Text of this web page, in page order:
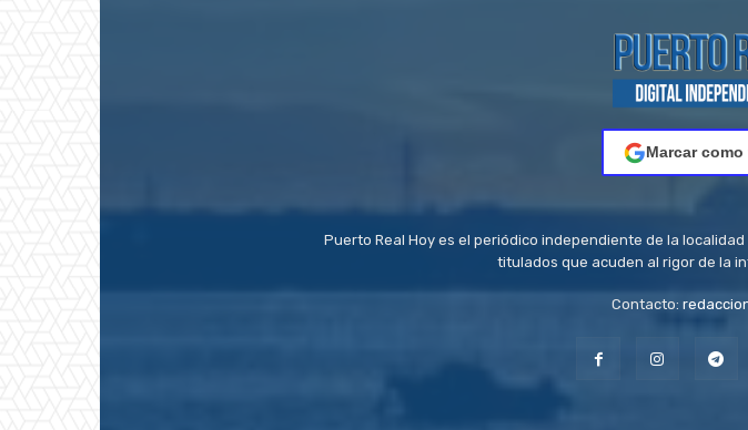
Marcar
Puerto Real Hoy es el periódico independiente de la
titulados que acuden al rigor de la
Contacto: